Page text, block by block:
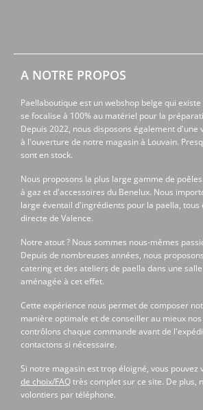
A NOTRE PROPOS
Paellaboutique est un webshop belge qui
se focalise à 100% au matériel pour la
Depuis 2022, nous disposons également d'une
à l'ouverture de notre magasin à Louvain.
sont en stock.
Nous proposons la plus large gamme de
à gaz et d'accessoires du Benelux. Nous
large éventail d'ingrédients pour la paella, tous
directe de Valence.
Notre atout ? Nous sommes nous-mêmes
Depuis de nombreuses années, nous
catering et des ateliers de paella dans une
aménagée à cet effet.
Cette expérience nous permet de composer
manière optimale et de conseiller au mieux
contrôlons chaque commande avant de
contactons si nécessaire.
Si notre magasin est trop éloigné, vous pouvez
de choix/FAQtrès complet sur ce site. De plus,
volontiers par téléphone.